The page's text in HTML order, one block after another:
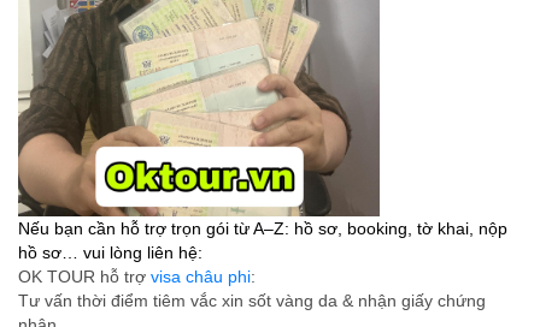
Nếu bạn cần hỗ trợ trọn gói từ A–Z: hồ sơ, booking, tờ khai, nộp
hồ sơ… vui lòng liên hệ:
OK TOUR hỗ trợ visa châu phi:
Tư vấn thời điểm tiêm vắc xin sốt vàng da & nhận giấy chứng